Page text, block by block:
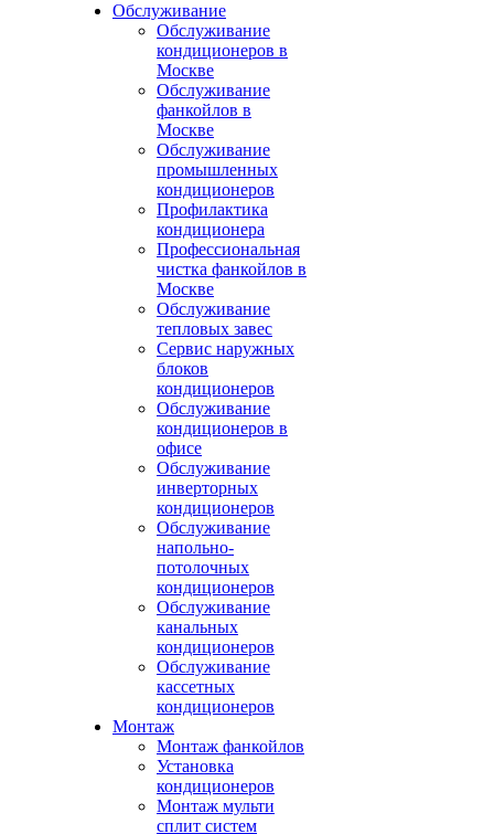
Обслуживание
Обслуживание
кондиционеров в
Москве
Обслуживание
фанкойлов в
Москве
Обслуживание
промышленных
кондиционеров
Профилактика
кондиционера
Профессиональная
чистка фанкойлов в
Москве
Обслуживание
тепловых завес
Сервис наружных
блоков
кондиционеров
Обслуживание
кондиционеров в
офисе
Обслуживание
инверторных
кондиционеров
Обслуживание
напольно-
потолочных
кондиционеров
Обслуживание
канальных
кондиционеров
Обслуживание
кассетных
кондиционеров
Монтаж
Монтаж фанкойлов
Установка
кондиционеров
Монтаж мульти
сплит систем